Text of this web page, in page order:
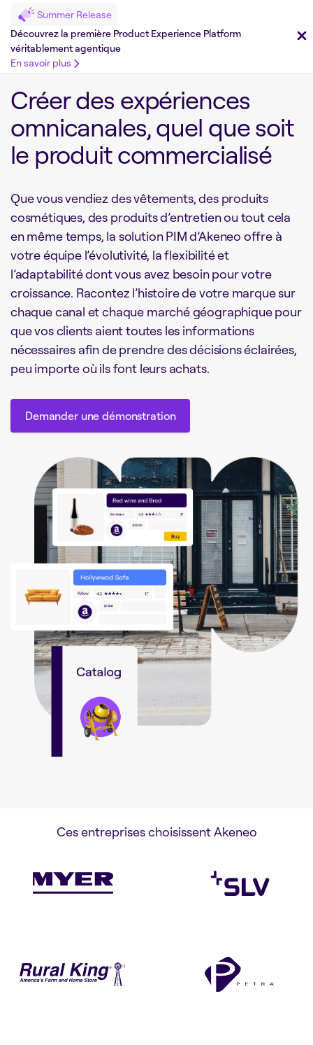
Summer Release
Découvrez la première Product Experience Platform
véritablement agentique
En savoir plus
Créer des expériences
omnicanales, quel que soit
le produit commercialisé
Que vous vendiez des vêtements, des produits
cosmétiques, des produits d’entretien ou tout cela
en même temps, la solution PIM d’Akeneo offre à
votre équipe l’évolutivité, la flexibilité et
l’adaptabilité dont vous avez besoin pour votre
croissance. Racontez l’histoire de votre marque sur
chaque canal et chaque marché géographique pour
que vos clients aient toutes les informations
nécessaires afin de prendre des décisions éclairées,
peu importe où ils font leurs achats.
Demander une démonstration
Ces entreprises choisissent Akeneo